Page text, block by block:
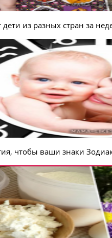
из разных стран за
чтобы ваши знаки